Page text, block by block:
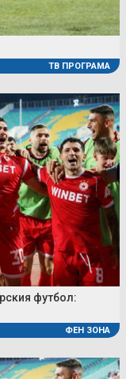
ТВ ПРОГРАМА
футбол:
ФЕН ЗОНА